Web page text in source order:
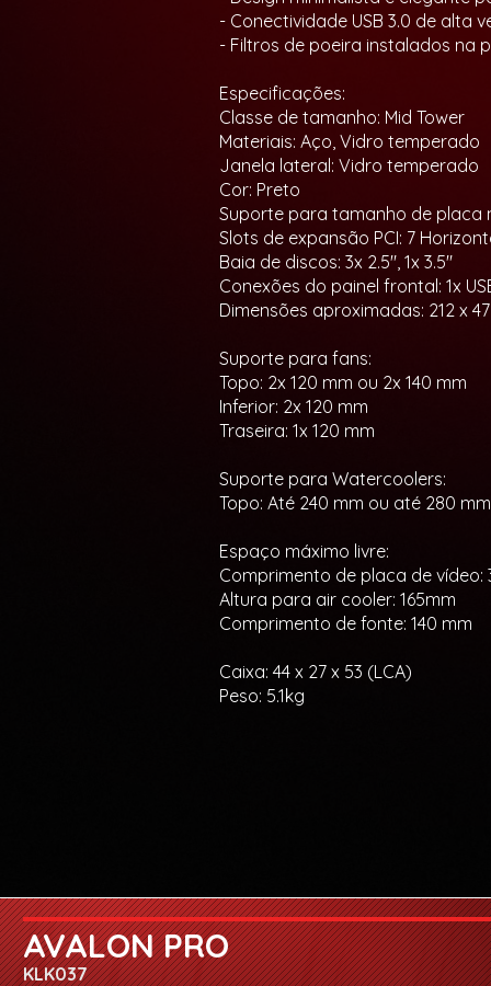
- Conectividade USB 3.0 de alta
- Filtros de poeira instalados na
Especificações:
Classe de tamanho: Mid Tower
Materiais: Aço, Vidro temperado
Janela lateral: Vidro temperado
Cor: Preto
Suporte para tamanho de placa
Slots de expansão PCI: 7
Baia de discos: 3x 2.5", 1x 3.5"
Conexões do painel frontal: 1x
Dimensões aproximadas: 212 x
Suporte para fans:
Topo: 2x 120 mm ou 2x 140 mm
Inferior: 2x 120 mm
Traseira: 1x 120 mm
Suporte para Watercoolers:
Topo: Até 240 mm ou até 280 mm
Espaço máximo livre:
Comprimento de placa de vídeo:
Altura para air cooler: 165mm
Comprimento de fonte: 140 mm
Caixa: 44 x 27 x 53 (LCA)
Peso: 5.1kg
AVALON PRO
KLK037